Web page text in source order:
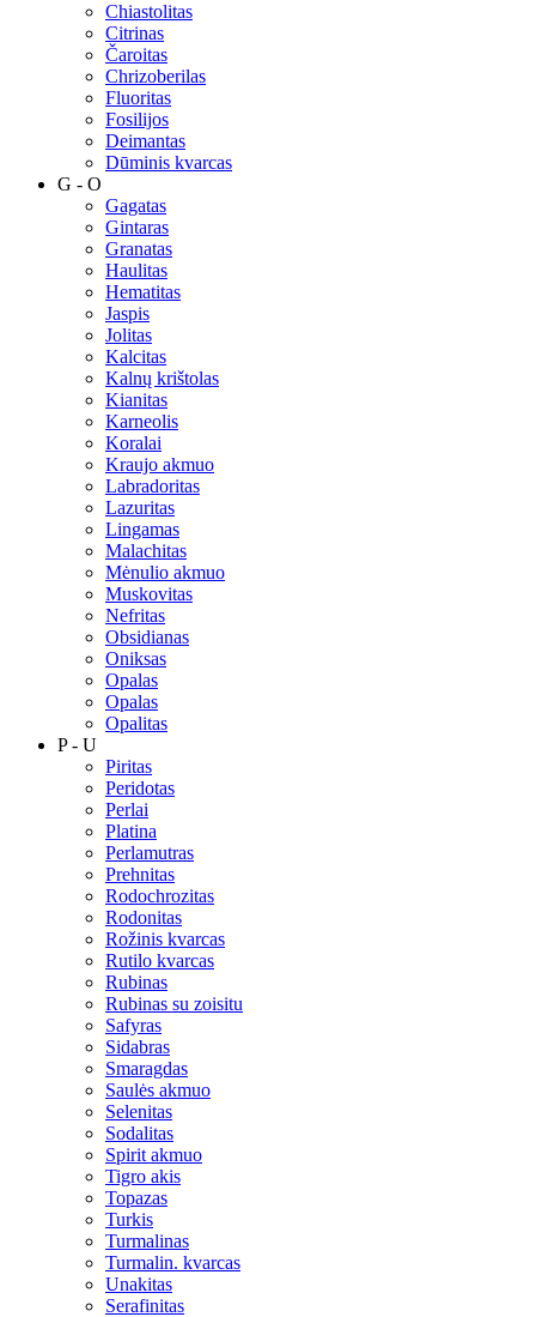
Chiastolitas
Citrinas
Čaroitas
Chrizoberilas
Fluoritas
Fosilijos
Deimantas
Dūminis kvarcas
G - O
Gagatas
Gintaras
Granatas
Haulitas
Hematitas
Jaspis
Jolitas
Kalcitas
Kalnų krištolas
Kianitas
Karneolis
Koralai
Kraujo akmuo
Labradoritas
Lazuritas
Lingamas
Malachitas
Mėnulio akmuo
Muskovitas
Nefritas
Obsidianas
Oniksas
Opalas
Opalas
Opalitas
P - U
Piritas
Peridotas
Perlai
Platina
Perlamutras
Prehnitas
Rodochrozitas
Rodonitas
Rožinis kvarcas
Rutilo kvarcas
Rubinas
Rubinas su zoisitu
Safyras
Sidabras
Smaragdas
Saulės akmuo
Selenitas
Sodalitas
Spirit akmuo
Tigro akis
Topazas
Turkis
Turmalinas
Turmalin. kvarcas
Unakitas
Serafinitas